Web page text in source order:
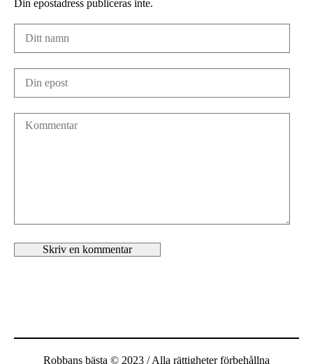
Din epostadress publiceras inte.
Robbans bästa © 2023 / Alla rättigheter förbehållna